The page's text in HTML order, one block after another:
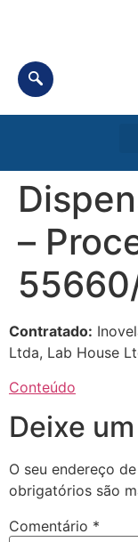
–
Contratado:
Ltda, Lab House
Conteúdo
Deixe
O seu endereço
obrigatórios são
Comentário *